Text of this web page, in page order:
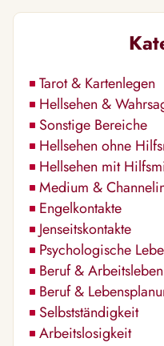
Tarot & Kartenlegen
Hellsehen &
Sonstige Bereiche
Hellsehen ohne
Hellsehen mit
Medium &
Engelkontakte
Jenseitskontakte
Psychologische
Beruf & Arbeitsleben
Beruf &
Selbstständigkeit
Arbeitslosigkeit